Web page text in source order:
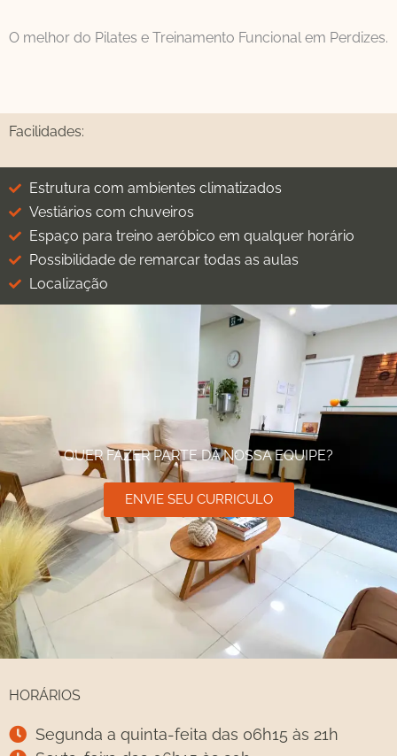
O melhor do Pilates e Treinamento Funcional em Perdizes.
Facilidades:
Estrutura com ambientes climatizados
Vestiários com chuveiros
Espaço para treino aeróbico em qualquer horário
Possibilidade de remarcar todas as aulas
Localização
QUER FAZER PARTE DA NOSSA EQUIPE?
ENVIE SEU CURRICULO
HORÁRIOS
Segunda a quinta-feita das 06h15 às 21h